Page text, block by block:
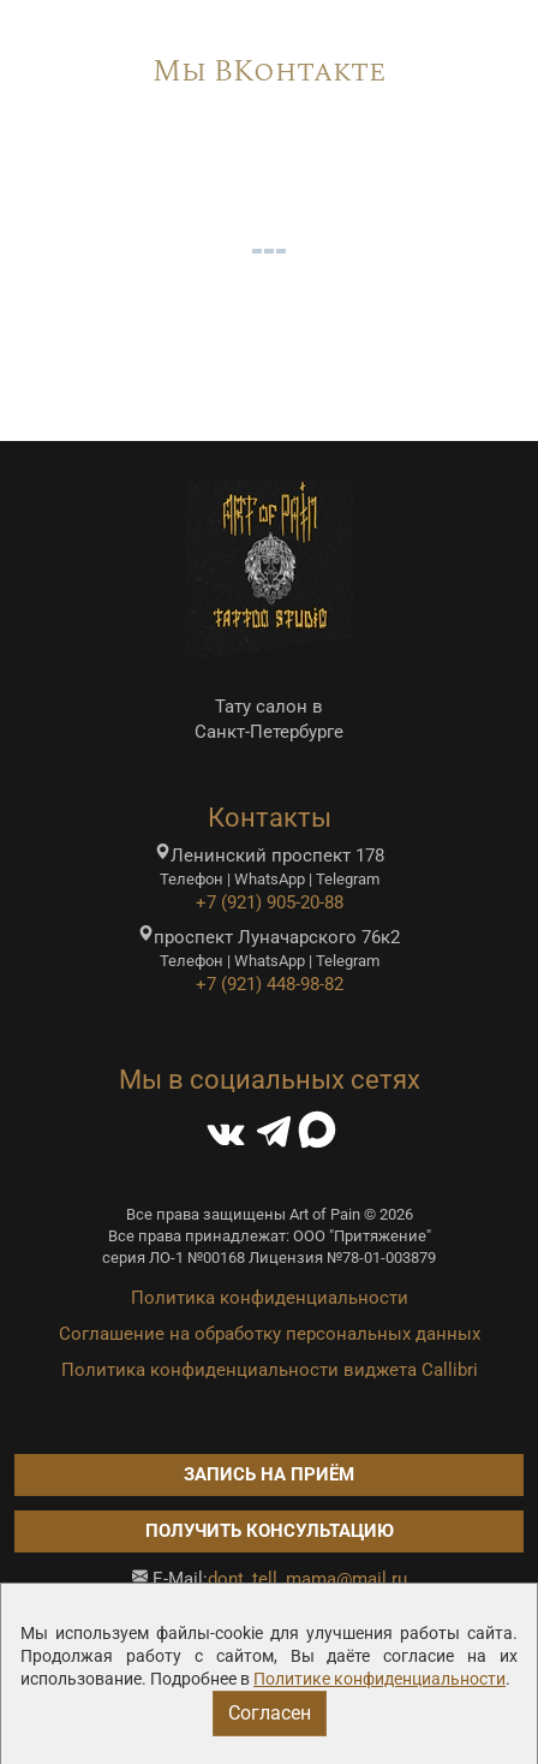
Мы используем файлы-cookie для улучшения работы сайта.
Продолжая работу с сайтом, Вы даёте согласие на их
использование. Подробнее в Политике конфиденциальности.
Согласен
Мы ВКонтакте
Тату салон в
Санкт-Петербурге
Контакты
Ленинский проспект 178
Телефон | WhatsApp | Telegram
+7 (921) 905-20-88
проспект Луначарского 76к2
Телефон | WhatsApp | Telegram
+7 (921) 448-98-82
Мы в социальных сетях
Все права защищены Art of Pain © 2026
Все права принадлежат: ООО "Притяжение"
серия ЛО-1 №00168 Лицензия №78-01-003879
Политика конфиденциальности
Соглашение на обработку персональных данных
Политика конфиденциальности виджета Callibri
ЗАПИСЬ НА ПРИЁМ
ПОЛУЧИТЬ КОНСУЛЬТАЦИЮ
E-Mail:dont_tell_mama@mail.ru